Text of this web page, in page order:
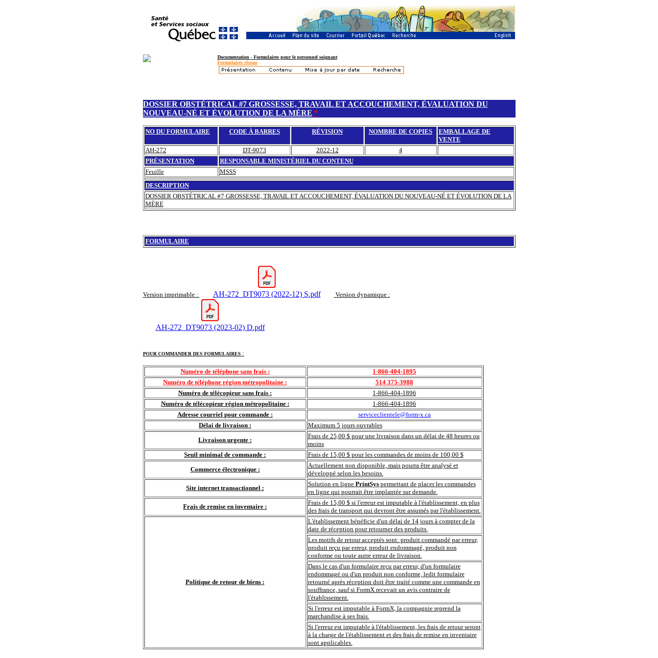
Documentation - Formulaires pour le personnel soignant
Formulaires réseau
DOSSIER OBSTÉTRICAL #7 GROSSESSE, TRAVAIL ET ACCOUCHEMENT, ÉVALUATION DU
NOUVEAU-NÉ ET ÉVOLUTION DE LA MÈRE *
NO DU FORMULAIRE CODE À BARRES RÉVISION NOMBRE DE COPIES
EMBALLAGE DE
VENTE
AH-272
DT-9073 2022-12
4
PRÉSENTATION
RESPONSABLE MINISTÉRIEL DU CONTENU
Feuille
MSSS
DESCRIPTION
DOSSIER OBSTÉTRICAL #7 GROSSESSE, TRAVAIL ET ACCOUCHEMENT, ÉVALUATION DU NOUVEAU-NÉ ET ÉVOLUTION DE LA
MÈRE
FORMULAIRE
Version imprimable : AH-272_DT9073 (2022-12) S.pdf Version dynamique :
AH-272_DT9073 (2023-02) D.pdf
POUR COMMANDER DES FORMULAIRES :
Numéro de téléphone sans frais :
1-866-404-1895
Numéro de téléphone région métropolitaine :
514 375-3988
Numéro de télécopieur sans frais :
1-866-404-1896
Numéro de télécopieur région métropolitaine :
1-866-404-1896
Adresse courriel pour commande :
serviceclientele@form-x.ca
Délai de livraison :
Maximum 5 jours ouvrables
Livraison urgente :
Frais de 25,00 $ pour une livraison dans un délai de 48 heures ou
moins
Seuil minimal de commande :
Frais de 15,00 $ pour les commandes de moins de 100,00 $
Commerce électronique :
Actuellement non disponible, mais pourra être analysé et
développé selon les besoins.
Site internet transactionnel :
Solution en ligne PrintSyspermettant de placer les commandes
en ligne qui pourrait être implantée sur demande.
Frais de remise en inventaire :
Frais de 15,00 $ si l'erreur est imputable à l'établissement, en plus
des frais de transport qui devront être assumés par l'établissement.
Politique de retour de biens :
L'établissement bénéficie d'un délai de 14 jours à compter de la
date de réception pour retourner des produits.
Les motifs de retour acceptés sont: produit commandé par erreur,
produit reçu par erreur, produit endommagé, produit non
conforme ou toute autre erreur de livraison.
Dans le cas d'un formulaire reçu par erreur, d'un formulaire
endommagé ou d'un produit non conforme, ledit formulaire
retourné après réception doit être traité comme une commande en
souffrance, sauf si FormX recevait un avis contraire de
l'établissement.
Si l'erreur est imputable à FormX, la compagnie reprend la
marchandise à ses frais.
Si l'erreur est imputable à l'établissement, les frais de retour seront
à la charge de l'établissement et des frais de remise en inventaire
sont applicables.